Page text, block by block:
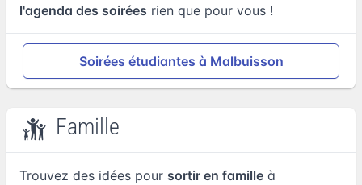
l'agenda des soirées rien que pour vous !
Soirées étudiantes à Malbuisson
Famille
Trouvez des idées pour sortir en famille à